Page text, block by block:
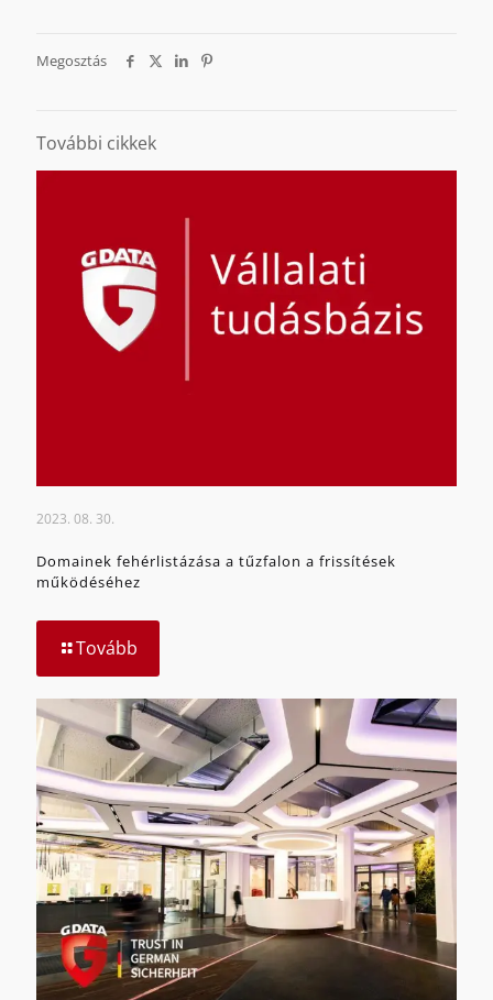
Megosztás
További cikkek
2023. 08. 30.
Domainek fehérlistázása a tűzfalon a frissítések
működéséhez
Tovább